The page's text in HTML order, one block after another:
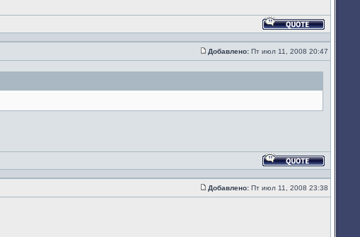
Ответить
с
цитатой
Сообщение
Добавлено: Пт июл 11, 2008 20:47
Ответить
с
цитатой
Сообщение
Добавлено: Пт июл 11, 2008 23:38